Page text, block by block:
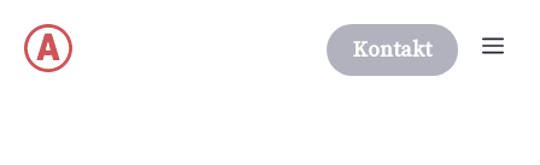
treści
Kontakt